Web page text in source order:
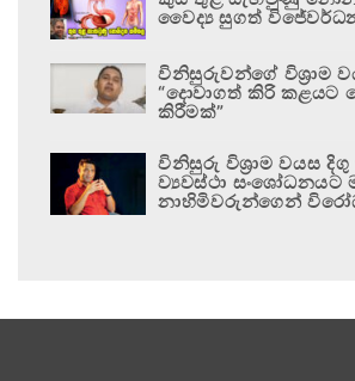
වෛද්‍ය සුගත්
විනිසුරුවන්ගේ විශ්‍රාම
“දොවාගත් කිරි කළයට
කිරීමක්”
විනිසුරු විශ්‍රාම වයස
ව්‍යවස්ථා සංශෝධනයට
නාහිමිවරුන්ගෙන්